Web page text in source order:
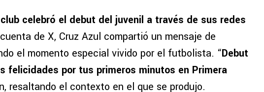
celebró el debut del juvenil a través de sus redes
de X, Cruz Azul compartió un mensaje de
el momento especial vivido por el futbolista. “Debut
felicidades por tus primeros minutos en Primera
resaltando el contexto en el que se produjo.